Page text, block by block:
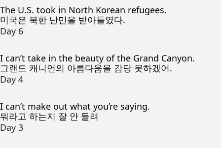
The U.S. took in North Korean refugees.
미국은 북한 난민을 받아들였다.
Day 6
I can’t take in the beauty of the Grand Canyon.
그랜드 캐니언의 아름다움을 감당 못하겠어.
Day 4
I can’t make out what you’re saying.
뭐라고 하는지 잘 안 들려
Day 3